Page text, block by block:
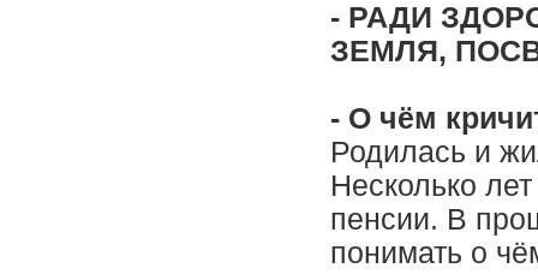
- РАДИ
ЗЕМЛЯ,
- О чём
Родилась и
Несколько
пенсии. В
понимать о